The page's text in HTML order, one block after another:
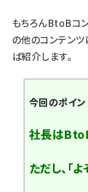
もちろんBtoBコ
の他のコンテンツ
ば紹介します。
今回のポイン
社長は
ただし、「